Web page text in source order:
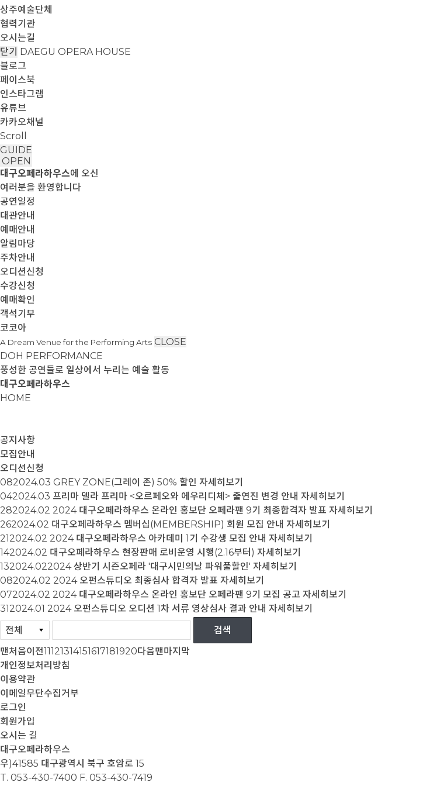
상주예술단체
협력기관
오시는길
닫기 DAEGU OPERA HOUSE
블로그
페이스북
인스타그램
유튜브
카카오채널
Scroll
GUIDE
OPEN
대구오페라하우스에 오신
여러분을 환영합니다
공연일정
대관안내
예매안내
알림마당
주차안내
오디션신청
수강신청
예매확인
객석기부
코코아
A Dream Venue for the Performing Arts CLOSE
DOH PERFORMANCE
풍성한 공연들로 일상에서 누리는 예술 활동
대구오페라하우스
HOME
공지사항
모집안내
오디션신청
082024.03 GREY ZONE(그레이 존) 50% 할인 자세히보기
042024.03 프리마 델라 프리마 <오르페오와 에우리디체> 출연진 변경 안내 자세히보기
282024.02 2024 대구오페라하우스 온라인 홍보단 오페라팬 9기 최종합격자 발표 자세히보기
262024.02 대구오페라하우스 멤버십(MEMBERSHIP) 회원 모집 안내 자세히보기
212024.02 2024 대구오페라하우스 아카데미 1기 수강생 모집 안내 자세히보기
142024.02 대구오페라하우스 현장판매 로비운영 시행(2.16부터) 자세히보기
132024.02​​​​​​​2024 상반기 시즌오페라 '대구시민의날 파워풀할인' 자세히보기
082024.02 2024 오펀스튜디오 최종심사 합격자 발표 자세히보기
072024.02 2024 대구오페라하우스 온라인 홍보단 오페라팬 9기 모집 공고 자세히보기
312024.01 2024 오펀스튜디오 오디션 1차 서류 영상심사 결과 안내 자세히보기
맨처음이전11121314151617181920다음맨마지막
개인정보처리방침
이용약관
이메일무단수집거부
로그인
회원가입
오시는 길
대구오페라하우스
우)41585 대구광역시 북구 호암로 15
T. 053-430-7400 F. 053-430-7419